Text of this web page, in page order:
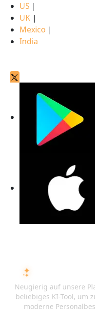
US |
UK |
Mexico |
India
Neugierig auf unsere
beliebiges KI-Tool, um
moderne